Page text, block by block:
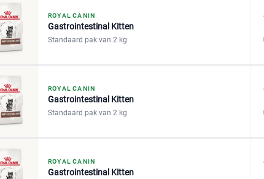
ROYAL CANIN
Gastrointestinal Kitten
Standaard pak van 2 kg
ROYAL CANIN
Gastrointestinal Kitten
Standaard pak van 2 kg
ROYAL CANIN
Gastrointestinal Kitten